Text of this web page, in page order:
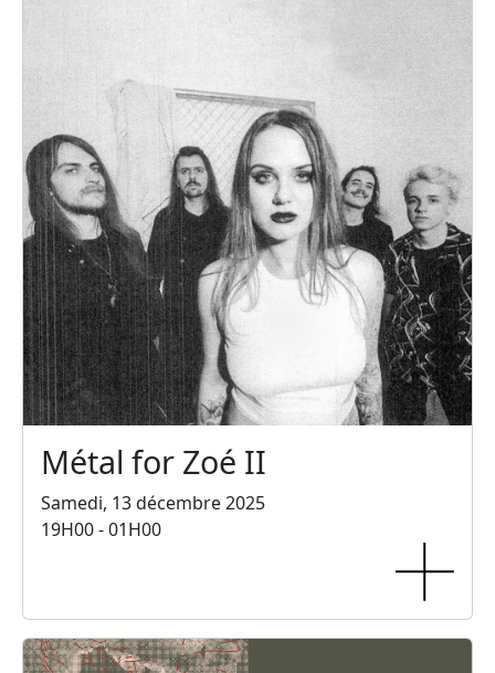
Métal for Zoé II
Samedi, 13 décembre 2025
19H00 - 01H00